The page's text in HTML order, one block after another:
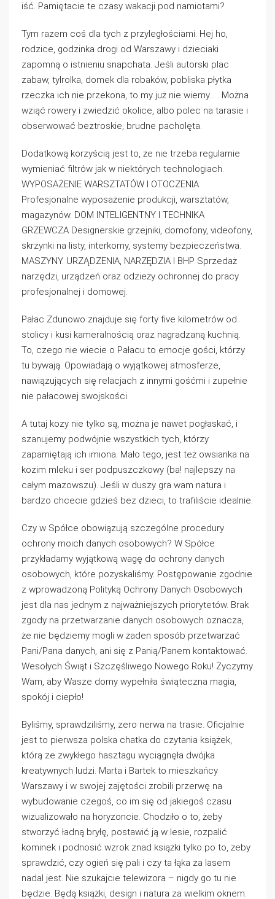
iść. Pamiętacie te czasy wakacji pod namiotami?
Tym razem coś dla tych z przyległościami. Hej ho,
rodzice, godzinka drogi od Warszawy i dzieciaki
zapomną o istnieniu snapchata. Jeśli autorski plac
zabaw, tylrolka, domek dla robaków, pobliska płytka
rzeczka ich nie przekona, to my już nie wiemy… . Można
wziąć rowery i zwiedzić okolice, albo polec na tarasie i
obserwować beztroskie, brudne pacholęta.
Dodatkową korzyścią jest to, że nie trzeba regularnie
wymieniać filtrów jak w niektórych technologiach.
WYPOSAŻENIE WARSZTATÓW I OTOCZENIA
Profesjonalne wyposażenie produkcji, warsztatów,
magazynów. DOM INTELIGENTNY I TECHNIKA
GRZEWCZA Designerskie grzejniki, domofony, videofony,
skrzynki na listy, interkomy, systemy bezpieczeństwa.
MASZYNY. URZĄDZENIA, NARZĘDZIA I BHP Sprzedaż
narzędzi, urządzeń oraz odzieży ochronnej do pracy
profesjonalnej i domowej.
Pałac Zdunowo znajduje się forty five kilometrów od
stolicy i kusi kameralnością oraz nagradzaną kuchnią.
To, czego nie wiecie o Pałacu to emocje gości, którzy
tu bywają. Opowiadają o wyjątkowej atmosferze,
nawiązujących się relacjach z innymi gośćmi i zupełnie
nie pałacowej swojskości.
A tutaj kozy nie tylko są, można je nawet pogłaskać, i
szanujemy podwójnie wszystkich tych, którzy
zapamiętają ich imiona. Mało tego, jest też owsianka na
kozim mleku i ser podpuszczkowy (ba! najlepszy na
całym mazowszu). Jeśli w duszy gra wam natura i
bardzo chcecie gdzieś bez dzieci, to trafiliście idealnie.
Czy w Spółce obowiązują szczególne procedury
ochrony moich danych osobowych? W Spółce
przykładamy wyjątkową wagę do ochrony danych
osobowych, które pozyskaliśmy. Postępowanie zgodnie
z wprowadzoną Polityką Ochrony Danych Osobowych
jest dla nas jednym z najważniejszych priorytetów. Brak
zgody na przetwarzanie danych osobowych oznacza,
że nie będziemy mogli w żaden sposób przetwarzać
Pani/Pana danych, ani się z Panią/Panem kontaktować.
Wesołych Świąt i Szczęśliwego Nowego Roku! Życzymy
Wam, aby Wasze domy wypełniła świąteczna magia,
spokój i ciepło!
Byliśmy, sprawdziliśmy, zero nerwa na trasie. Oficjalnie
jest to pierwsza polska chatka do czytania książek,
którą ze zwykłego hasztagu wyciągnęła dwójka
kreatywnych ludzi. Marta i Bartek to mieszkańcy
Warszawy i w swojej zajętości zrobili przerwę na
wybudowanie czegoś, co im się od jakiegoś czasu
wizualizowało na horyzoncie. Chodziło o to, żeby
stworzyć ładną bryłę, postawić ją w lesie, rozpalić
kominek i podnosić wzrok znad książki tylko po to, żeby
sprawdzić, czy ogień się pali i czy ta łąka za lasem
nadal jest. Nie szukajcie telewizora – nigdy go tu nie
będzie. Będą książki, design i natura za wielkim oknem.